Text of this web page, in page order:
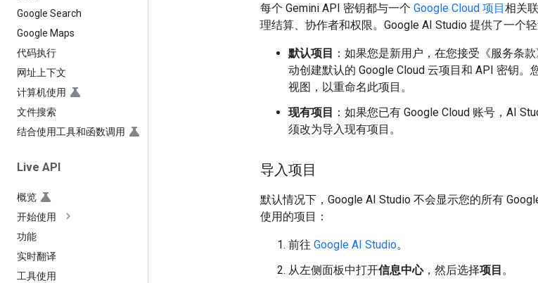
Google Search
Google Maps
代码执行
网址上下文
计算机使用
文件搜索
结合使用工具和函数调用
Live API
概览
开始使用
功能
实时翻译
工具使用
每个 Gemini API 密钥都与一个 Google Cloud 项目相关
理结算、协作者和权限。Google AI Studio 提供了一个
默认项目 ：如果您是新用户，在您接受《服务条
动创建默认的 Google Cloud 云项目和 API 密钥。
视图，以重命名此项目。
现有项目 ：如果您已有 Google Cloud 账号，AI
须改为导入现有项目。
导入项目
默认情况下，Google AI Studio 不会显示您的所有
使用的项目：
前往 Google AI Studio。
从左侧面板中打开信息中心，然后选择项目。